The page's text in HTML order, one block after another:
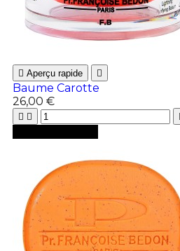
 Aperçu rapide 
Baume Carotte
26,00 €
 